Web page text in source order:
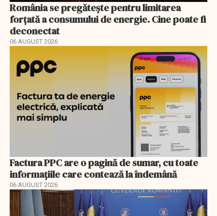
România se pregătește pentru limitarea
forțată a consumului de energie. Cine poate fi
deconectat
06 AUGUST 2026
Factura PPC are o pagină de sumar, cu toate
informațiile care contează la îndemână
06 AUGUST 2026